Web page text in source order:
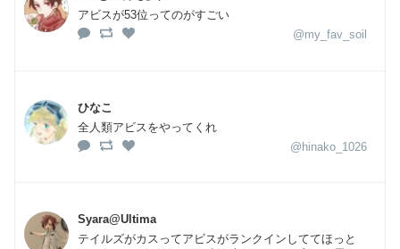
アビスが53位ってのがすごい
@my_fav_soil
ひなこ
全人類アビスをやってくれ
@hinako_1026
Syara@Ultima
テイルズがカスってアビスがランクインしててほっと